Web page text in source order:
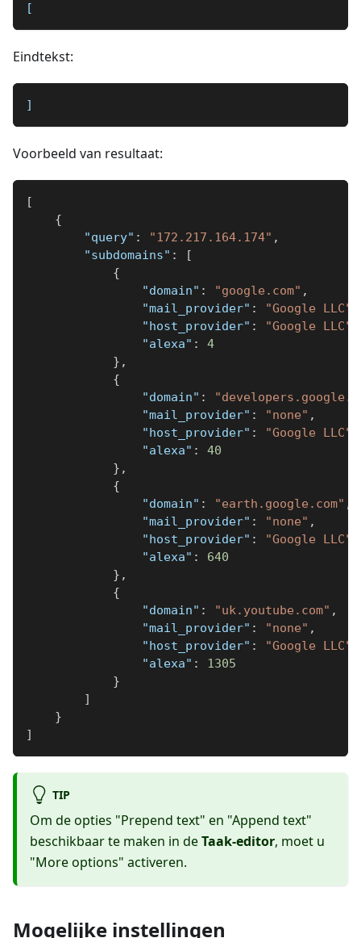
[
Eindtekst:
]
Voorbeeld van resultaat:
[
{
"query" : "172.217.164.174" ,
"subdomains" :
[
{
"domain" : "google.com" ,
"mail_provider" : "Google LLC"
"host_provider" : "Google LLC"
"alexa" :
4
} ,
{
"domain" :
"mail_provider" : "none" ,
"host_provider" : "Google LLC"
"alexa" :
40
} ,
{
"domain" : "earth.google.com" ,
"mail_provider" : "none" ,
"host_provider" : "Google LLC"
"alexa" :
640
} ,
{
"domain" : "uk.youtube.com" ,
"mail_provider" : "none" ,
"host_provider" : "Google LLC"
"alexa" :
1305
}
]
}
]
TIP
Om de opties "Prepend text" en "Append text"
beschikbaar te maken in deTaak-editor, moet u
"More options" activeren.
Mogelijke instellingen